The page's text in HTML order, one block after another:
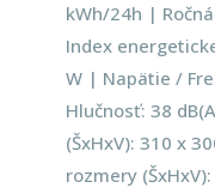
kWh/24h |
Index
W | Napätie /
Hlučnosť: 38
(ŠxHxV): 310 x
rozmery